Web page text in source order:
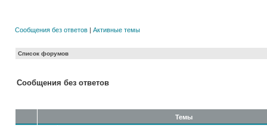
Сообщения без ответов | Активные темы
Список форумов
Сообщения без ответов
Темы